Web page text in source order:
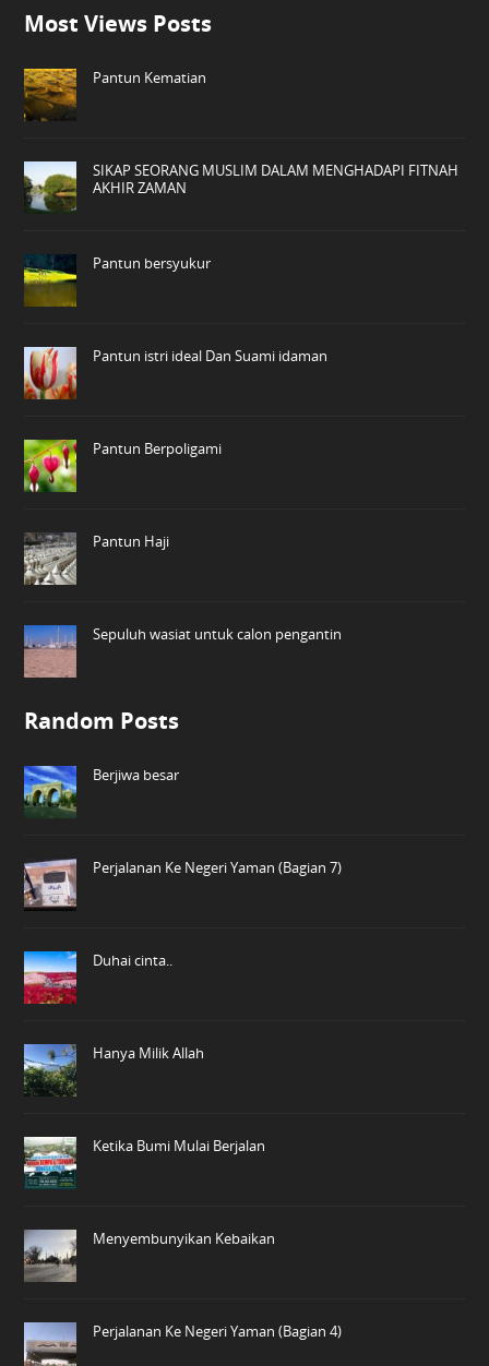
Most Views Posts
Pantun Kematian
SIKAP SEORANG MUSLIM DALAM MENGHADAPI FITNAH
AKHIR ZAMAN
Pantun bersyukur
Pantun istri ideal Dan Suami idaman
Pantun Berpoligami
Pantun Haji
Sepuluh wasiat untuk calon pengantin
Random Posts
Berjiwa besar
Perjalanan Ke Negeri Yaman (Bagian 7)
Duhai cinta..
Hanya Milik Allah
Ketika Bumi Mulai Berjalan
Menyembunyikan Kebaikan
Perjalanan Ke Negeri Yaman (Bagian 4)